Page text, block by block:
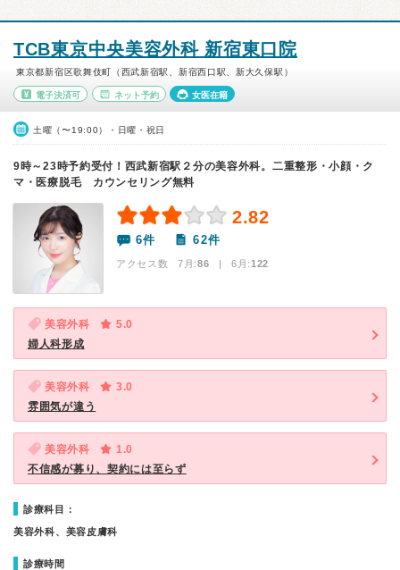
TCB東京中央美容外科 新宿東口院
東京都新宿区歌舞伎町（西武新宿駅、新宿西口駅、新大久保駅）
電子決済可 ネット予約 女医在籍
土曜（〜19:00）・日曜・祝日
9時～23時予約受付！西武新宿駅２分の美容外科。二重整形・小顔・ク
マ・医療脱毛 カウンセリング無料
2.82
6件 62件
アクセス数 7月:86 | 6月:122
美容外科
5.0
婦人科形成
美容外科
3.0
雰囲気が違う
美容外科
1.0
不信感が募り、契約には至らず
診療科目：
美容外科、美容皮膚科
診療時間